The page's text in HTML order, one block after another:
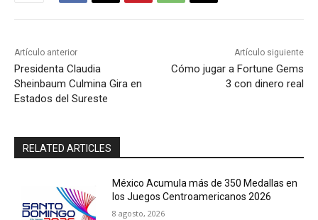
Artículo anterior
Presidenta Claudia
Sheinbaum Culmina Gira en
Estados del Sureste
Artículo siguiente
Cómo jugar a Fortune Gems
3 con dinero real
RELATED ARTICLES
México Acumula más de 350 Medallas en
los Juegos Centroamericanos 2026
8 agosto, 2026